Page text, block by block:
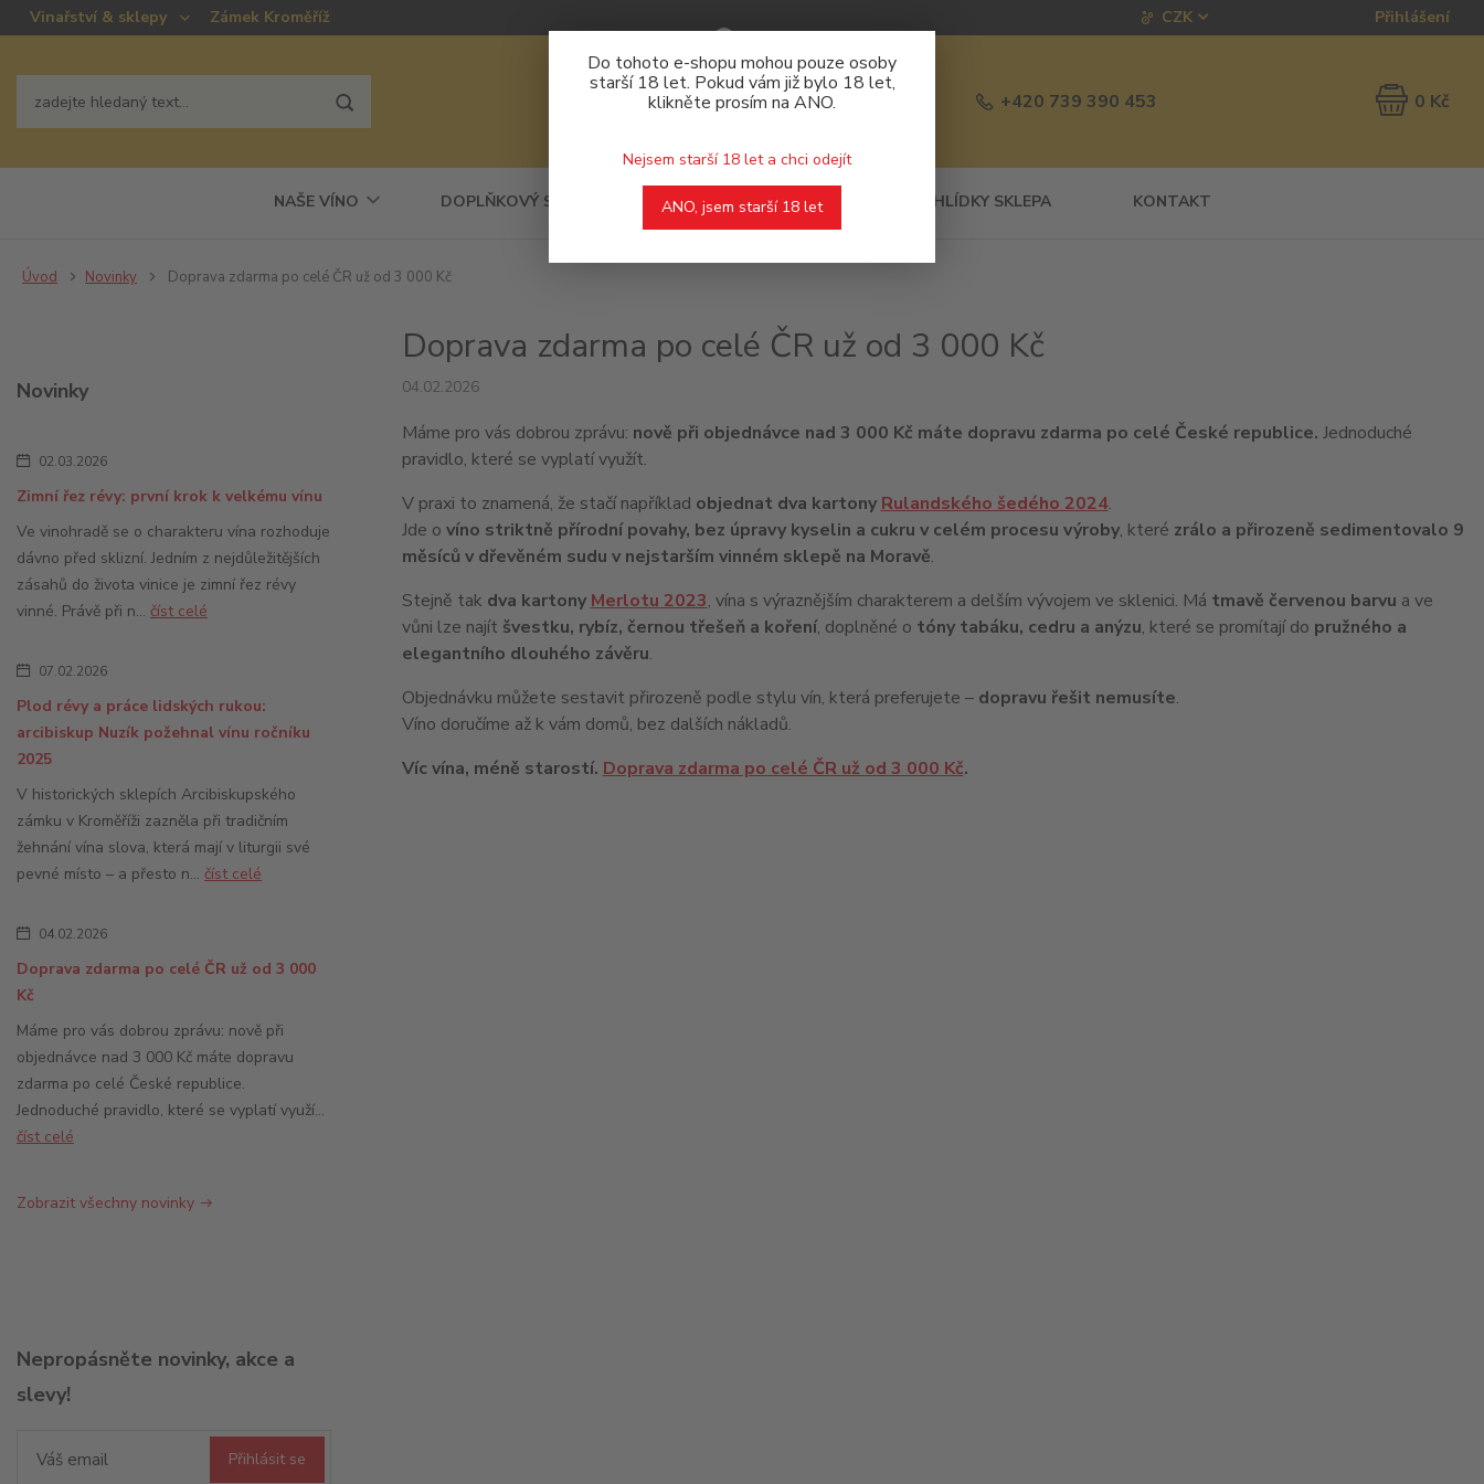
Do tohoto e-shopu mohou pouze osoby
starší 18 let. Pokud vám již bylo 18 let,
klikněte prosím na ANO.
Nejsem starší 18 let a chci odejít
ANO, jsem starší 18 let
Vinařství & sklepy Zámek Kroměříž CZK Přihlášení
+420 739 390 453 0 Kč
NAŠE VÍNO DOPLŇKOVÝ SORTIMENT DEGUSTACE PROHLÍDKY SKLEPA KONTAKT
Úvod Novinky Doprava zdarma po celé ČR už od 3 000 Kč
Novinky
02.03.2026
Zimní řez révy: první krok k velkému vínu
Ve vinohradě se o charakteru vína rozhoduje
dávno před sklizní. Jedním z nejdůležitějších
zásahů do života vinice je zimní řez révy
vinné. Právě při n... číst celé
07.02.2026
Plod révy a práce lidských rukou:
arcibiskup Nuzík požehnal vínu ročníku
2025
V historických sklepích Arcibiskupského
zámku v Kroměříži zazněla při tradičním
žehnání vína slova, která mají v liturgii své
pevné místo – a přesto n... číst celé
04.02.2026
Doprava zdarma po celé ČR už od 3 000
Kč
Máme pro vás dobrou zprávu: nově při
objednávce nad 3 000 Kč máte dopravu
zdarma po celé České republice.
Jednoduché pravidlo, které se vyplatí využí...
číst celé
Zobrazit všechny novinky
Nepropásněte novinky, akce a
slevy!
Přihlásit se
Doprava zdarma po celé ČR už od 3 000 Kč
04.02.2026
Máme pro vás dobrou zprávu: nově při objednávce nad 3 000 Kč máte dopravu zdarma po celé České republice. Jednoduché
pravidlo, které se vyplatí využít.
V praxi to znamená, že stačí například objednat dva kartony Rulandského šedého 2024.
Jde o víno striktně přírodní povahy, bez úpravy kyselin a cukru v celém procesu výroby, které zrálo a přirozeně sedimentovalo 9
měsíců v dřevěném sudu v nejstarším vinném sklepě na Moravě.
Stejně tak dva kartony Merlotu 2023, vína s výraznějším charakterem a delším vývojem ve sklenici. Má tmavě červenou barvu a ve
vůni lze najít švestku, rybíz, černou třešeň a koření, doplněné o tóny tabáku, cedru a anýzu, které se promítají do pružného a
elegantního dlouhého závěru.
Objednávku můžete sestavit přirozeně podle stylu vín, která preferujete – dopravu řešit nemusíte.
Víno doručíme až k vám domů, bez dalších nákladů.
Víc vína, méně starostí. Doprava zdarma po celé ČR už od 3 000 Kč.